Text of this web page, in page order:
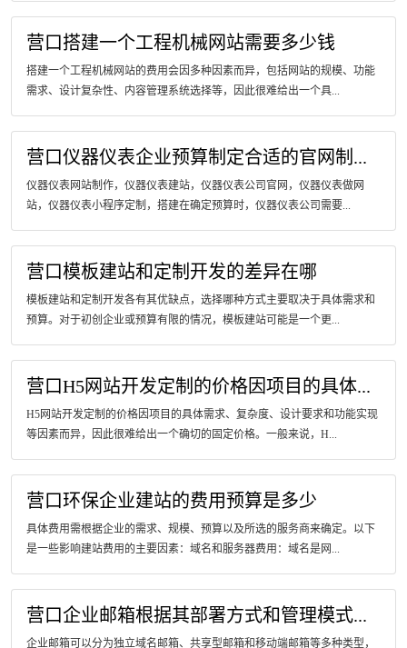
营口搭建一个工程机械网站需要多少钱
搭建一个工程机械网站的费用会因多种因素而异，包括网站的规模、功能
需求、设计复杂性、内容管理系统选择等，因此很难给出一个具...
营口仪器仪表企业预算制定合适的官网制...
仪器仪表网站制作，仪器仪表建站，仪器仪表公司官网，仪器仪表做网
站，仪器仪表小程序定制，搭建在确定预算时，仪器仪表公司需要...
营口模板建站和定制开发的差异在哪
模板建站和定制开发各有其优缺点，选择哪种方式主要取决于具体需求和
预算。对于初创企业或预算有限的情况，模板建站可能是一个更...
营口H5网站开发定制的价格因项目的具体...
H5网站开发定制的价格因项目的具体需求、复杂度、设计要求和功能实现
等因素而异，因此很难给出一个确切的固定价格。一般来说，H...
营口环保企业建站的费用预算是多少
具体费用需根据企业的需求、规模、预算以及所选的服务商来确定。以下
是一些影响建站费用的主要因素：域名和服务器费用：域名是网...
营口企业邮箱根据其部署方式和管理模式...
企业邮箱可以分为独立域名邮箱、共享型邮箱和移动端邮箱等多种类型，